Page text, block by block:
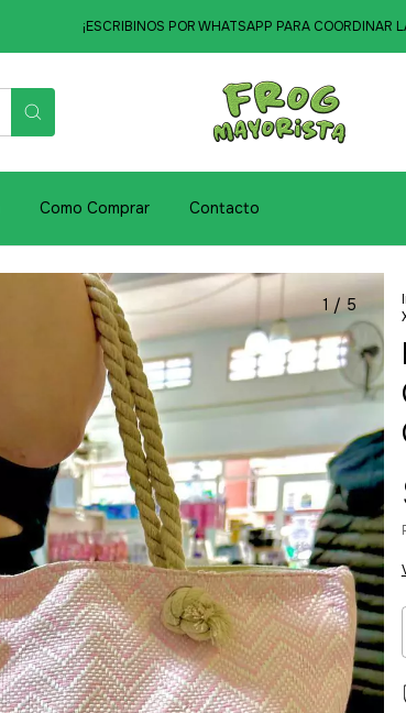
¡ESCRIBINOS POR WHATSAPP PARA COORDINAR
Como Comprar Contacto
1 / 5